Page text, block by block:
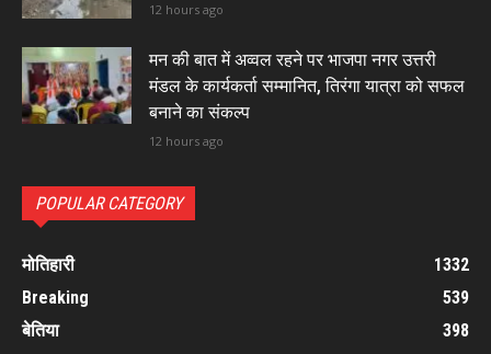
12 hours ago
मन की बात में अव्वल रहने पर भाजपा नगर उत्तरी
मंडल के कार्यकर्ता सम्मानित, तिरंगा यात्रा को सफल
बनाने का संकल्प
12 hours ago
POPULAR CATEGORY
मोतिहारी
1332
Breaking
539
बेतिया
398